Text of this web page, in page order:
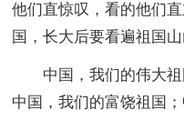
他们直惊叹，看的他们
国，长大后要看遍祖国
中国，我们的伟大祖
中国，我们的富饶祖国